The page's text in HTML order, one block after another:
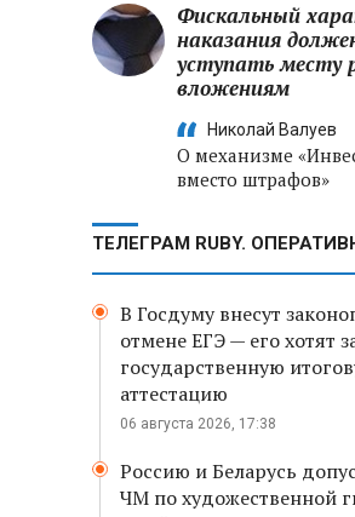
Фискальный
наказания
уступать месту
вложениям
Николай Валуев
О механизме
вместо штрафов»
ТЕЛЕГРАМ RUBY.
В Госдуму внесут
отмене ЕГЭ — его хотят
государственную
аттестацию
06 августа 2026, 17:38
Россию и Беларусь
ЧМ по художественной